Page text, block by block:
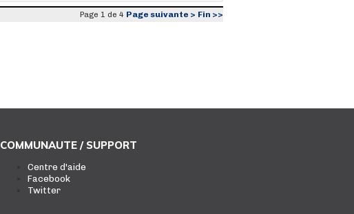
Page 1 de 4 Page suivante > Fin >>
COMMUNAUTE / SUPPORT
Centre d'aide
Facebook
Twitter